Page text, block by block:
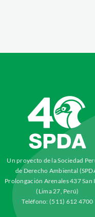
Un proyecto de la Sociedad
de Derecho Ambiental
Prolongación Arenales 437 San
(Lima 27, Perú)
Teléfono: (511) 612 4700